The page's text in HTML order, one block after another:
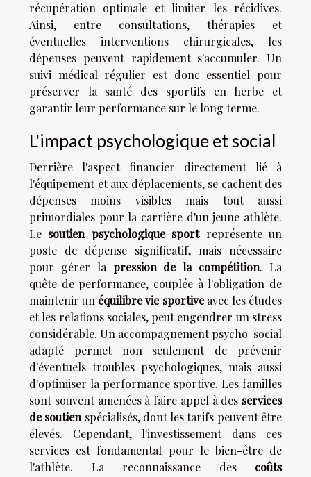
récupération optimale et limiter les récidives.
Ainsi, entre consultations, thérapies et
éventuelles interventions chirurgicales, les
dépenses peuvent rapidement s'accumuler. Un
suivi médical régulier est donc essentiel pour
préserver la santé des sportifs en herbe et
garantir leur performance sur le long terme.
L'impact psychologique et social
Derrière l'aspect financier directement lié à
l'équipement et aux déplacements, se cachent des
dépenses moins visibles mais tout aussi
primordiales pour la carrière d'un jeune athlète.
Le soutien psychologique sportreprésente un
poste de dépense significatif, mais nécessaire
pour gérer la pression de la compétition. La
quête de performance, couplée à l'obligation de
maintenir un équilibre vie sportiveavec les études
et les relations sociales, peut engendrer un stress
considérable. Un accompagnement psycho-social
adapté permet non seulement de prévenir
d'éventuels troubles psychologiques, mais aussi
d'optimiser la performance sportive. Les familles
sont souvent amenées à faire appel à des services
de soutienspécialisés, dont les tarifs peuvent être
élevés. Cependant, l'investissement dans ces
services est fondamental pour le bien-être de
l'athlète. La reconnaissance des coûts